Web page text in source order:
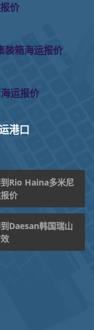
价
装箱海运报价
运报价
港口
Rio Haina多米尼
价
Daesan韩国瑞山